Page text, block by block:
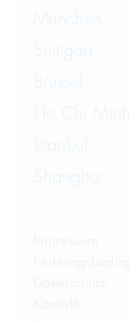
München
Stuttgart
Brüssel
Ho Chi
Istanbul
Shanghai